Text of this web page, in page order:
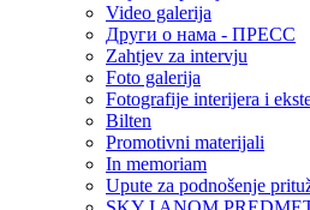
Video galerija
Други о нама - ПРЕСC
Zahtjev za intervju
Foto galerija
Fotografije interijera i
Bilten
Promotivni materijali
In memoriam
Upute za podnošenje